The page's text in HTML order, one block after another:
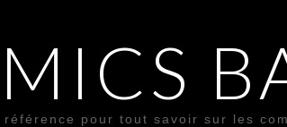
pour tout savoir sur les